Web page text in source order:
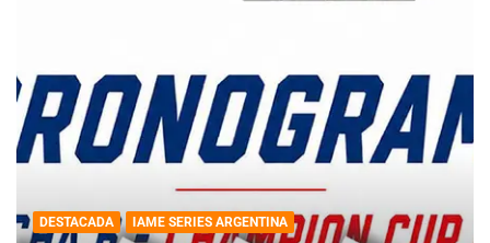
DESTACADA IAME SERIES ARGENTINA